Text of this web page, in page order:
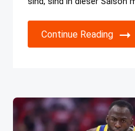
Continue Reading